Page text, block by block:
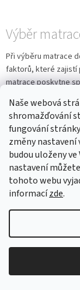
Naše webová
shromažďování
fungování
změny nastavení
budou uloženy
nastavení
tohoto webu
informacízde.
Výběr
Při výběru matrace
faktorů, které zajistí
matrace poskytne